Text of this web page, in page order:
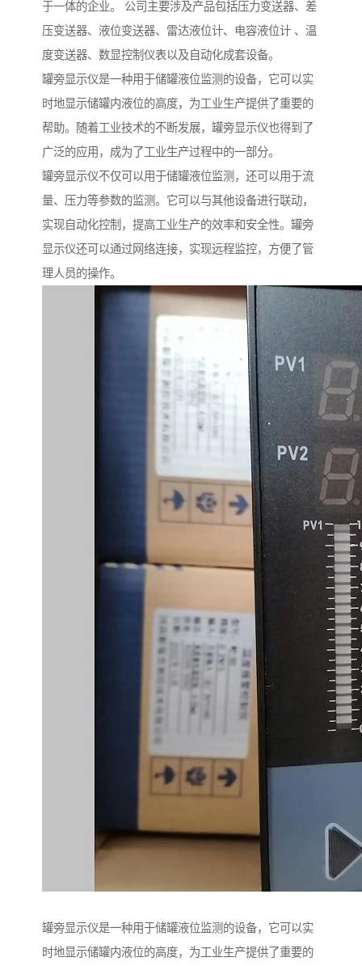
于一体的企业。 公司主要涉及产品包括压力变送器、差
压变送器、液位变送器、雷达液位计、电容液位计 、温
度变送器、数显控制仪表以及自动化成套设备。
罐旁显示仪是一种用于储罐液位监测的设备，它可以实
时地显示储罐内液位的高度，为工业生产提供了重要的
帮助。随着工业技术的不断发展，罐旁显示仪也得到了
广泛的应用，成为了工业生产过程中的一部分。
罐旁显示仪不仅可以用于储罐液位监测，还可以用于流
量、压力等参数的监测。它可以与其他设备进行联动，
实现自动化控制，提高工业生产的效率和安全性。罐旁
显示仪还可以通过网络连接，实现远程监控，方便了管
理人员的操作。
罐旁显示仪是一种用于储罐液位监测的设备，它可以实
时地显示储罐内液位的高度，为工业生产提供了重要的